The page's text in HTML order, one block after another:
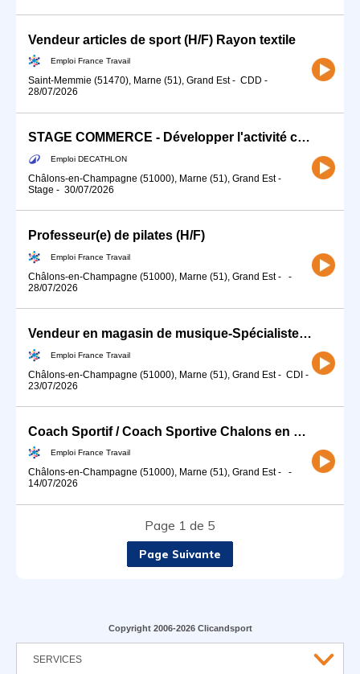
Vendeur articles de sport (H/F) Rayon textile
Emploi France Travail
Saint-Memmie (51470), Marne (51), Grand Est- CDD -
28/07/2026
STAGE COMMERCE - Développer l'activité commerciale de ton sport (H/F)
Emploi DECATHLON
Châlons-en-Champagne (51000), Marne (51), Grand Est-
Stage - 30/07/2026
Professeur(e) de pilates (H/F)
Emploi France Travail
Châlons-en-Champagne (51000), Marne (51), Grand Est-
-
28/07/2026
Vendeur en magasin de musique-Spécialiste Guitare et piano (H/F)
Emploi France Travail
Châlons-en-Champagne (51000), Marne (51), Grand Est- CDI -
23/07/2026
Coach Sportif / Coach Sportive Chalons en Champagne (H/F)
Emploi France Travail
Châlons-en-Champagne (51000), Marne (51), Grand Est-
-
14/07/2026
Page 1 de 5
Page Suivante
Copyright 2006-2026 Clicandsport
SERVICES